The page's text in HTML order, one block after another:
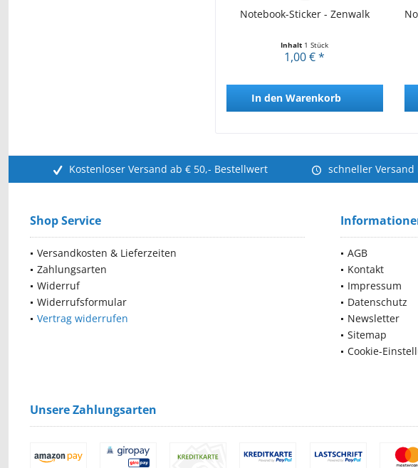
Notebook-Sticker - Zenwalk
Inhalt 1 Stück
1,00 € *
In den Warenkorb
Kostenloser Versand ab € 50,- Bestellwert schneller
Shop Service
Versandkosten & Lieferzeiten
Zahlungsarten
Widerruf
Widerrufsformular
Vertrag widerrufen
AGB
Kontakt
Impressum
Datenschutz
Newsletter
Sitemap
Cookie-
Unsere Zahlungsarten